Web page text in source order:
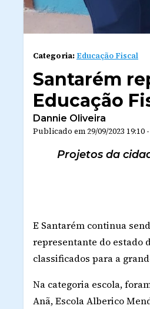
Categoria:Educação Fiscal
Santarém
Educação
Dannie Oliveira
Publicado em 29/09/2023 19:10 -
Projetos da
E Santarém continua
representante do estado
classificados para a
Na categoria escola,
Anã, Escola Alberico